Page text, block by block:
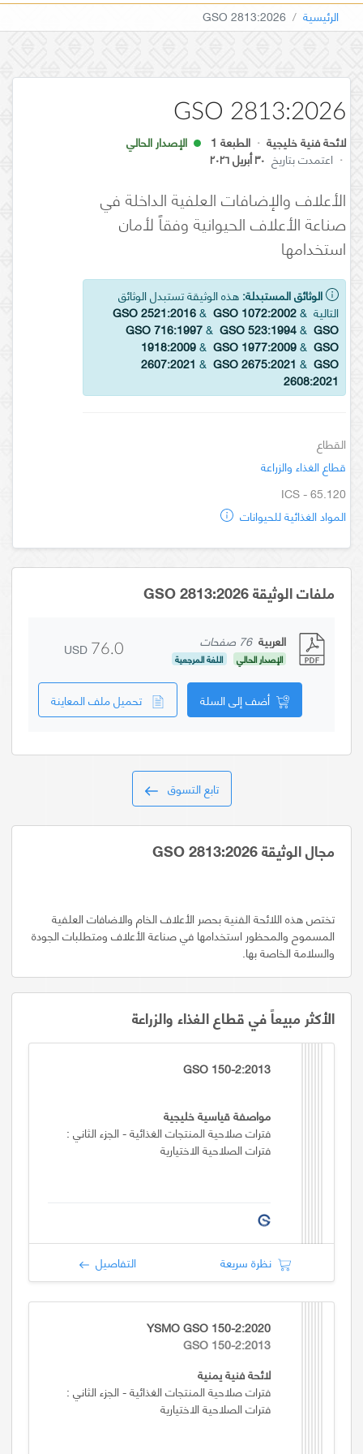
الرئيسية GSO 2813:2026
GSO 2813:2026
لائحة فنية خليجية · الطبعة 1
الإصدار الحالي
· اعتمدت بتاريخ ٣٠ أبريل ٢٠٢٦
الأعلاف والإضافات العلفية الداخلة في
صناعة الأعلاف الحيوانية وفقاً لأمان
استخدامها
الوثائق المستبدلة: هذه الوثيقة تستبدل الوثائق
التالية
GSO 2521:2016& GSO 1072:2002&
GSO 716:1997& GSO 523:1994& GSO
1918:2009& GSO 1977:2009& GSO
2607:2021 & GSO 2675:2021 & GSO
2608:2021
القطاع
قطاع الغذاء والزراعة
ICS - 65.120
المواد الغذائية للحيوانات
ملفات الوثيقة GSO 2813:2026
العربية 76 صفحات
الإصدار الحالي اللغة المرجعية USD 76.0
أضف إلى السلة تحميل ملف المعاينة
تابع التسوق
مجال الوثيقة GSO 2813:2026
تختص هذه اللائحة الفنية بحصر الأعلاف الخام والاضافات العلفية
المسموح والمحظور استخدامها في صناعة الأعلاف ومتطلبات الجودة
والسلامة الخاصة بها.
الأكثر مبيعاً في قطاع الغذاء والزراعة
GSO 150-2:2013
مواصفة قياسية خليجية
فترات صلاحية المنتجات الغذائية - الجزء الثاني :
فترات الصلاحية الاختيارية
نظرة سريعة التفاصيل
YSMO GSO 150-2:2020
GSO 150-2:2013
لائحة فنية يمنية
فترات صلاحية المنتجات الغذائية - الجزء الثاني :
فترات الصلاحية الاختيارية